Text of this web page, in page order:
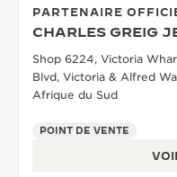
PARTENAIRE
CHARLES GREIG
Shop 6224, Victoria
Blvd, Victoria & Alfred
Afrique du Sud
POINT DE VENTE